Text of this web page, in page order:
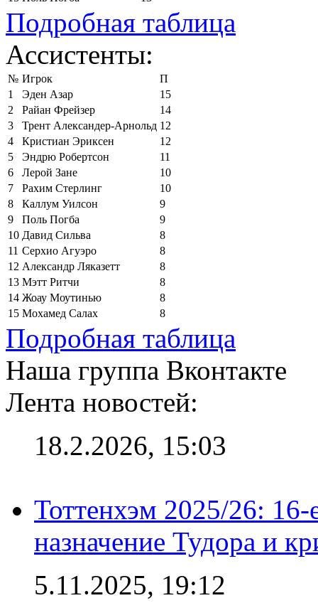
Подробная таблица
Ассистенты:
№ Игрок
П
1
Эден Азар
15
2
Райан Фрейзер
14
3
Трент Александер-Арнольд 12
4
Кристиан Эриксен
12
5
Эндрю Робертсон
11
6
Лерой Зане
10
7
Рахим Стерлинг
10
8
Каллум Уилсон
9
9
Поль Погба
9
10 Давид Сильва
8
11 Серхио Агуэро
8
12 Александр Ляказетт
8
13 Мэтт Ритчи
8
14 Жоау Моутинью
8
15 Мохамед Салах 8
Подробная таблица
Наша группа Вконтакте
Лента новостей:
18.2.2026, 15:03
Тоттенхэм 2025/26:
назначение Тудора и
5.11.2025, 19:12